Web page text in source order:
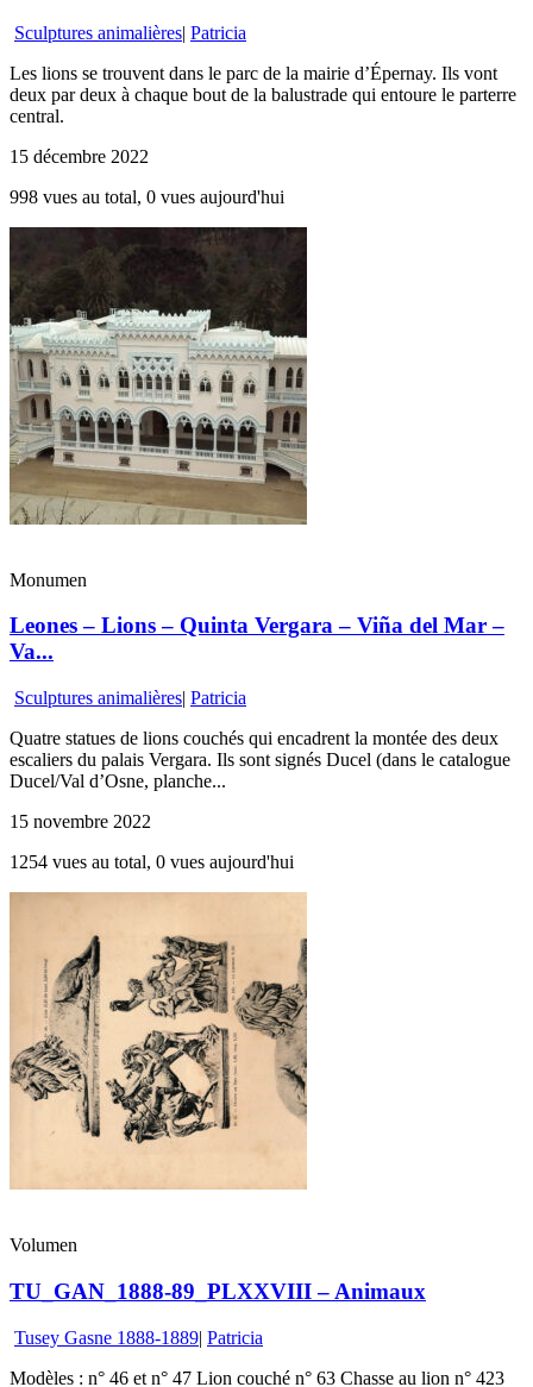
Sculptures animalières| Patricia
Les lions se trouvent dans le parc de la mairie d’Épernay. Ils vont
deux par deux à chaque bout de la balustrade qui entoure le parterre
central.
15 décembre 2022
998 vues au total, 0 vues aujourd'hui
Monumen
Leones – Lions – Quinta Vergara – Viña del Mar –
Va...
Sculptures animalières| Patricia
Quatre statues de lions couchés qui encadrent la montée des deux
escaliers du palais Vergara. Ils sont signés Ducel (dans le catalogue
Ducel/Val d’Osne, planche...
15 novembre 2022
1254 vues au total, 0 vues aujourd'hui
Volumen
TU_GAN_1888-89_PLXXVIII – Animaux
Tusey Gasne 1888-1889| Patricia
Modèles : n° 46 et n° 47 Lion couché n° 63 Chasse au lion n° 423